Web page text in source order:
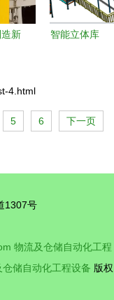
仓储自动化
工程设备
新
能
化
智能立体库
4.html
5 6 下一页
1307号
物流及仓储自动化工程
仓储自动化工程设备 版权